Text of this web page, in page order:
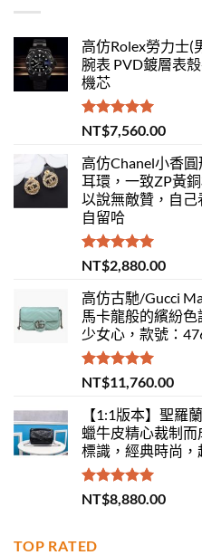
高仿Rolex勞力士(
腕表 PVD鍍層表
機芯
評分 5.00
滿分 5
NT$7,560.00
高仿Chanel小香
耳環，一致ZP黃
以說無敵贊，自
自留哈
評分 5.00
滿分 5
NT$2,880.00
高仿古馳/Gucci
馬卡龍般的繽紛
少女心，款號：
評分5.00
滿分 5
NT$11,760.00
【1:1版本】聖羅
蠟牛皮精心裁制
標識，經典時尚
評分 5.00
滿分 5
NT$8,880.00
TOP RATED